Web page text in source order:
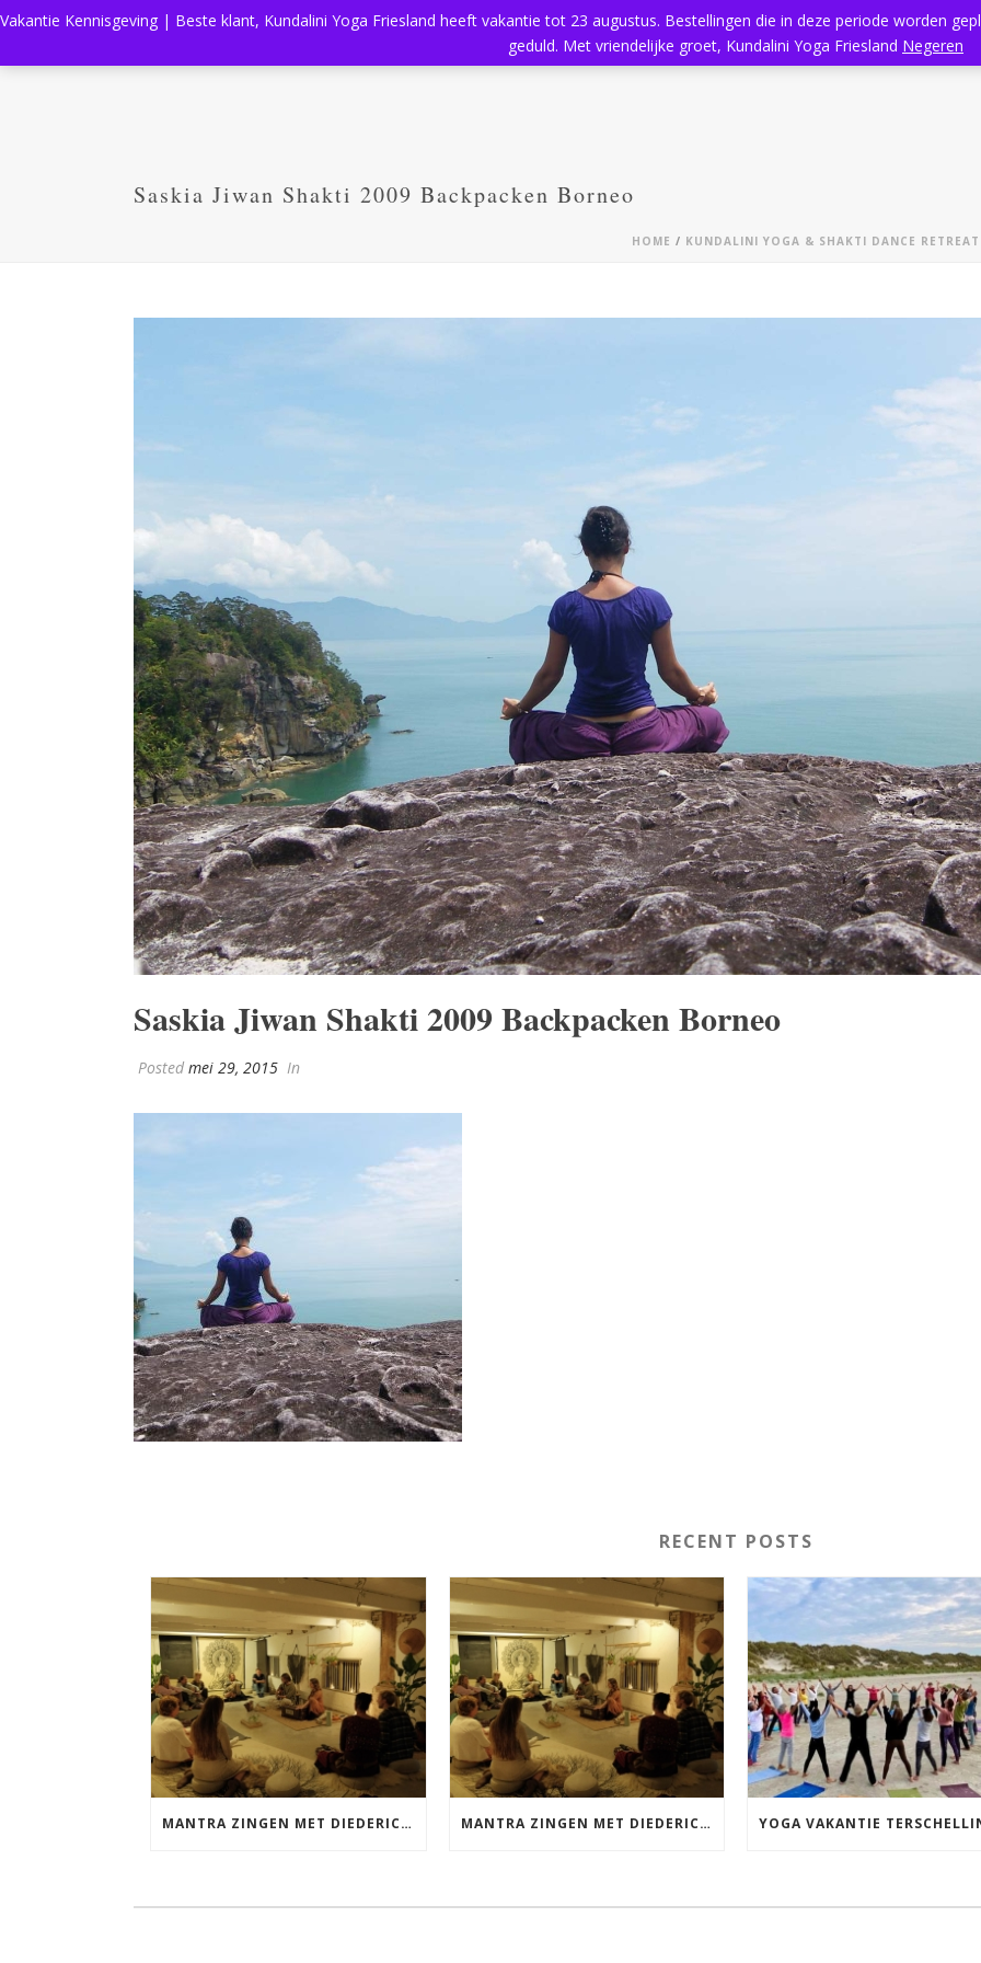
Aanbod Kundalini Yoga Massage Rooster
Saskia Jiwan Shakti 2009 Backpacken Borneo
HOME / KUNDALINI YOGA & SHAKTI DANCE RETREAT
Saskia Jiwan Shakti 2009 Backpacken Borneo
Posted mei 29, 2015 In
RECENT POSTS
MANTRA ZINGEN MET DIEDERICK VRIJDAG 25 SEPTEMBER EN 20 NOVEMBER MANTRA ZINGEN MET DIEDERICK IN LEEUWARDEN VRIJDAG 12 JUNI KIRTAN
Vakantie Kennisgeving | Beste klant, Kundalini Yoga Friesland heeft vakantie tot 23 augustus. Bestellingen die in deze periode worden
geduld. Met vriendelijke groet, Kundalini Yoga Friesland Negeren